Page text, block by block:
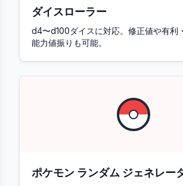
ダイスローラー
d4〜d100ダイスに対応。修正値や有利
能力値振りも可能。
ポケモン ランダム ジェネレー